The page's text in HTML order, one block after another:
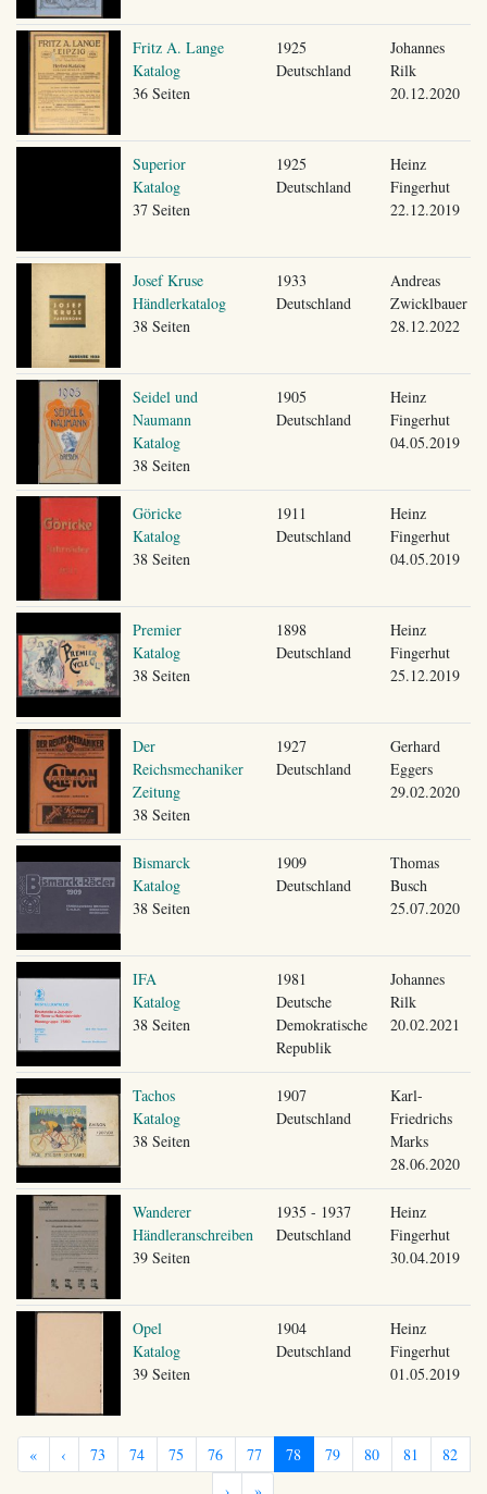
Fritz A. Lange
Katalog
36 Seiten
1925
Deutschland
Johannes
Rilk
20.12.2020
Superior
Katalog
37 Seiten
1925
Deutschland
Heinz
Fingerhut
22.12.2019
Josef Kruse
Händlerkatalog
38 Seiten
1933
Deutschland
Andreas
Zwicklbauer
28.12.2022
Seidel und
Naumann
Katalog
38 Seiten
1905
Deutschland
Heinz
Fingerhut
04.05.2019
Göricke
Katalog
38 Seiten
1911
Deutschland
Heinz
Fingerhut
04.05.2019
Premier
Katalog
38 Seiten
1898
Deutschland
Heinz
Fingerhut
25.12.2019
Der
Reichsmechaniker
Zeitung
38 Seiten
1927
Deutschland
Gerhard
Eggers
29.02.2020
Bismarck
Katalog
38 Seiten
1909
Deutschland
Thomas
Busch
25.07.2020
IFA
Katalog
38 Seiten
1981
Deutsche
Demokratische
Republik
Johannes
Rilk
20.02.2021
Tachos
Katalog
38 Seiten
1907
Deutschland
Karl-
Friedrichs
Marks
28.06.2020
Wanderer
Händleranschreiben
39 Seiten
1935 - 1937
Deutschland
Heinz
Fingerhut
30.04.2019
Opel
Katalog
39 Seiten
1904
Deutschland
Heinz
Fingerhut
01.05.2019
« ‹ 73 74 75 76 77 78 79 80 81
82
›
»